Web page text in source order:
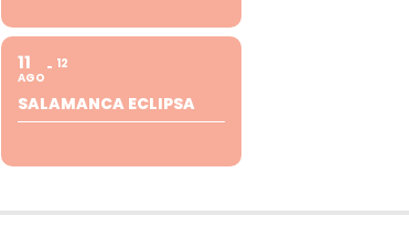
11
AGO
12
SALAMANCA ECLIPSA